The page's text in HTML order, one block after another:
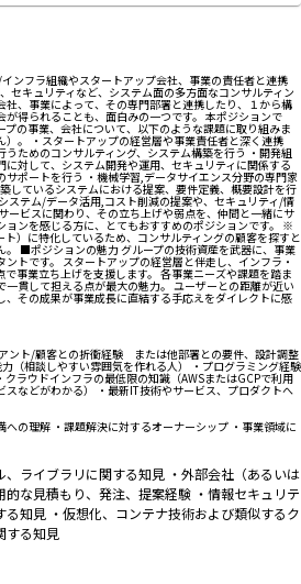
ンフラ組織やスタートアップ会社、事業の責任者と連携
セキュリティなど、システム面の多方面なコンサルティン
社、事業によって、その専門部署と連携したり、１から構
得られることも、面白みの一つです。 本ポジションで
の事業、会社について、以下のような課題に取り組みま
。 ・スタートアップの経営層や事業責任者と深く連携
ためのコンサルティング、システム構築を行う ・開発組
対して、システム開発や運用、セキュリティに関係する
ポートを行う ・機械学習,データサイエンス分野の専門家
しているシステムにおける提案、要件定義、概要設計を行
ステム/データ活用,コスト削減の提案や、セキュリティ/情
ービスに関わり、その立ち上げや弱点を、仲間と一緒にサ
ョンを感じる方に、とてもおすすめのポジションです。 ※
）に特化しているため、コンサルティングの顧客を探すと
。 ■ポジションの魅力 グループの技術資産を武器に、事業
トです。 スタートアップの経営層と伴走し、インフラ・
事業立ち上げを支援します。 各事業ニーズや課題を踏ま
貫して担える点が最大の魅力。 ユーザーとの距離が近い
、その成果が事業成長に直結する手応えをダイレクトに感
ント/顧客との折衝経験 または他部署との要件、設計調整
（相談しやすい雰囲気を作れる人） ・プログラミング経験
クラウドインフラの最低限の知識（AWSまたはGCPで利用
などがわかる） ・最新IT技術やサービス、プロダクトへ
への理解 ・課題解決に対するオーナーシップ ・事業領域に
、ライブラリに関する知見 ・外部会社（あるいは
な見積もり、発注、提案経験 ・情報セキュリテ
知見 ・仮想化、コンテナ技術および類似するク
する知見